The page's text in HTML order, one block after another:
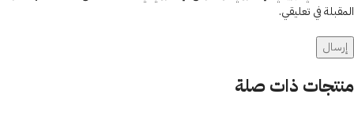
المقبلة في تعليقي.
منتجات ذات صلة